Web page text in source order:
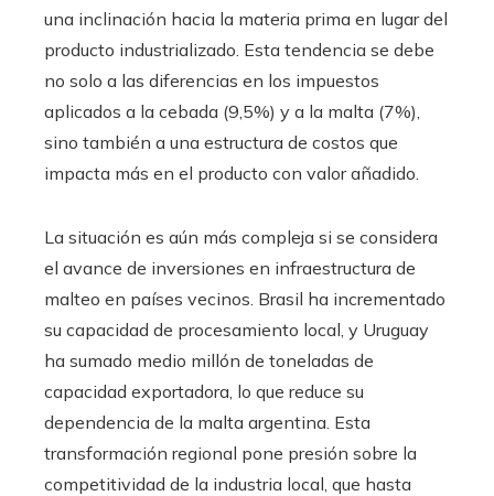
una inclinación hacia la materia prima en lugar del
producto industrializado. Esta tendencia se debe
no solo a las diferencias en los impuestos
aplicados a la cebada (9,5%) y a la malta (7%),
sino también a una estructura de costos que
impacta más en el producto con valor añadido.
La situación es aún más compleja si se considera
el avance de inversiones en infraestructura de
malteo en países vecinos. Brasil ha incrementado
su capacidad de procesamiento local, y Uruguay
ha sumado medio millón de toneladas de
capacidad exportadora, lo que reduce su
dependencia de la malta argentina. Esta
transformación regional pone presión sobre la
competitividad de la industria local, que hasta